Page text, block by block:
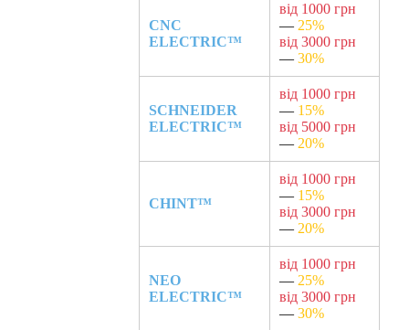
CNC
ELECTRIC™
від 1000 грн
— 25%
від 3000 грн
— 30%
SCHNEIDER
ELECTRIC™
від 1000 грн
— 15%
від 5000 грн
— 20%
CHINT™
від 1000 грн
— 15%
від 3000 грн
— 20%
NEO
ELECTRIC™
від 1000 грн
— 25%
від 3000 грн
— 30%